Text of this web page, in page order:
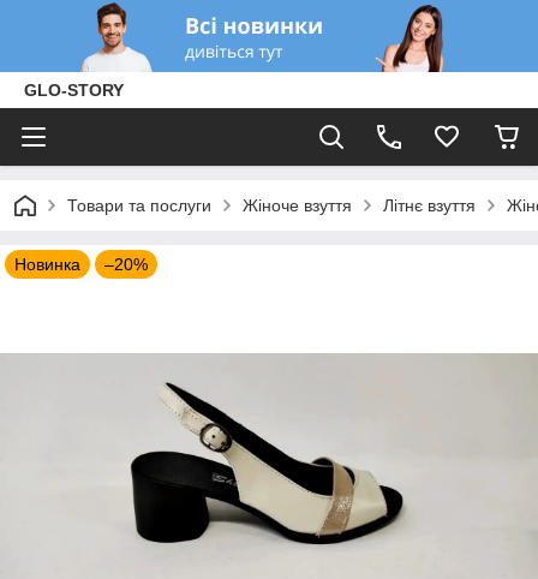
GLO-STORY
Товари та послуги Жіноче взуття Літнє взуття
Новинка –20%